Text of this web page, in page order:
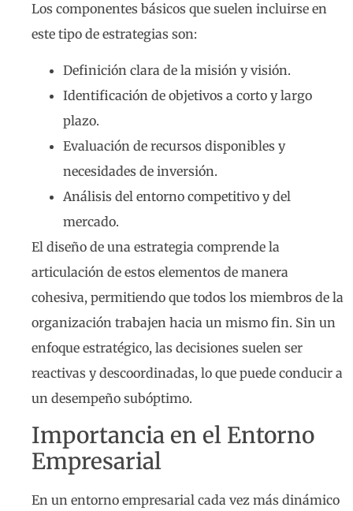
Los componentes básicos que suelen incluirse en
este tipo de estrategias son:
Definición clara de la misión y visión.
Identificación de objetivos a corto y largo
plazo.
Evaluación de recursos disponibles y
necesidades de inversión.
Análisis del entorno competitivo y del
mercado.
El diseño de una estrategia comprende la
articulación de estos elementos de manera
cohesiva, permitiendo que todos los miembros de la
organización trabajen hacia un mismo fin. Sin un
enfoque estratégico, las decisiones suelen ser
reactivas y descoordinadas, lo que puede conducir a
un desempeño subóptimo.
Importancia en el Entorno
Empresarial
En un entorno empresarial cada vez más dinámico